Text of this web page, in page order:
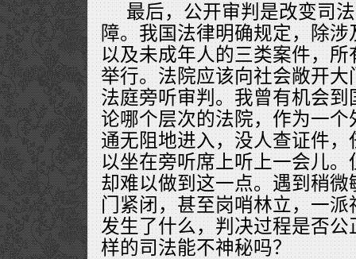
最后，公开审判是改变司
障。我国法律明确规定，除
以及未成年人的三类案件，
举行。法院应该向社会敞开
法庭旁听审判。我曾有机会
论哪个层次的法院，作为一
通无阻地进入，没人查证件
以坐在旁听席上听上一会儿
却难以做到这一点。遇到稍
门紧闭，甚至岗哨林立，一
发生了什么，判决过程是否
样的司法能不神秘吗？